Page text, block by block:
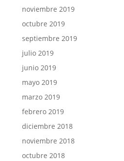
noviembre 2019
octubre 2019
septiembre 2019
julio 2019
junio 2019
mayo 2019
marzo 2019
febrero 2019
diciembre 2018
noviembre 2018
octubre 2018